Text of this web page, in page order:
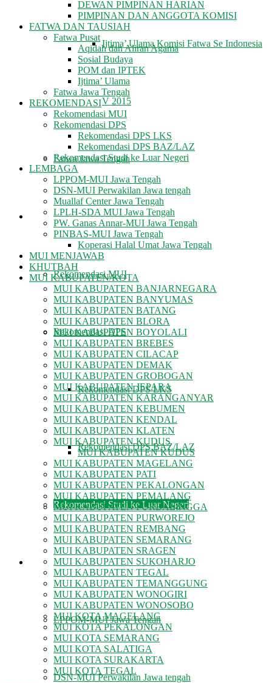
Ijtima’ Ulama Komisi Fatwa Se Indonesia
V 2015
Fatwa Jawa Tengah
REKOMENDASI
Rekomendasi MUI
Rekomendasi DPS
Rekomendasi DPS LKS
Rekomendasi DPS BAZ/LAZ
Rekomendasi Studi ke Luar Negeri
LEMBAGA
LPPOM-MUI Jawa Tengah
DSN-MUI Perwakilan Jawa tengah
DEWAN PIMPINAN HARIAN
PIMPINAN DAN ANGGOTA KOMISI
FATWA DAN TAUSIAH
Fatwa Pusat
Aqidah dan Aliran Agama
Sosial Budaya
POM dan IPTEK
Ijtima’ Ulama
Fatwa Jawa Tengah
REKOMENDASI
Rekomendasi MUI
Rekomendasi DPS
Rekomendasi DPS LKS
Rekomendasi DPS BAZ/LAZ
Rekomendasi Studi ke Luar Negeri
LEMBAGA
LPPOM-MUI Jawa Tengah
DSN-MUI Perwakilan Jawa tengah
Muallaf Center Jawa Tengah
LPLH-SDA MUI Jawa Tengah
PW. Ganas Annar-MUI Jawa Tengah
PINBAS-MUI Jawa Tengah
Koperasi Halal Umat Jawa Tengah
MUI MENJAWAB
KHUTBAH
MUI KABUPATEN/KOTA
MUI KABUPATEN BANJARNEGARA
MUI KABUPATEN BANYUMAS
MUI KABUPATEN BATANG
MUI KABUPATEN BLORA
MUI KABUPATEN BOYOLALI
MUI KABUPATEN BREBES
MUI KABUPATEN CILACAP
MUI KABUPATEN DEMAK
MUI KABUPATEN GROBOGAN
MUI KABUPATEN JEPARA
MUI KABUPATEN KARANGANYAR
MUI KABUPATEN KEBUMEN
MUI KABUPATEN KENDAL
MUI KABUPATEN KLATEN
MUI KABUPATEN KUDUS
MUI KABUPATEN KUDUS
MUI KABUPATEN MAGELANG
MUI KABUPATEN PATI
MUI KABUPATEN PEKALONGAN
MUI KABUPATEN PEMALANG
MUI KABUPATEN PURBALINGGA
MUI KABUPATEN PURWOREJO
MUI KABUPATEN REMBANG
MUI KABUPATEN SEMARANG
MUI KABUPATEN SRAGEN
MUI KABUPATEN SUKOHARJO
MUI KABUPATEN TEGAL
MUI KABUPATEN TEMANGGUNG
MUI KABUPATEN WONOGIRI
MUI KABUPATEN WONOSOBO
MUI KOTA MAGELANG
MUI KOTA PEKALONGAN
MUI KOTA SEMARANG
MUI KOTA SALATIGA
MUI KOTA SURAKARTA
MUI KOTA TEGAL